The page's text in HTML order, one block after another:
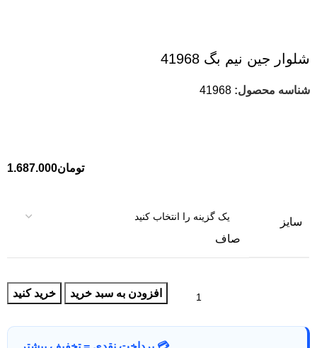
شلوار جین نیم بگ 41968
شناسه محصول:41968
تومان1.687.000
سایز
صاف
افزودن به سبد خرید خرید کنید